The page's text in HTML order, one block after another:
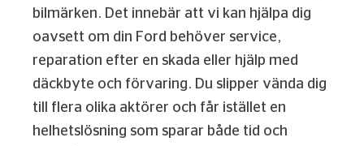
bilmärken. Det innebär att vi kan hjälpa dig
oavsett om din Ford behöver service,
reparation efter en skada eller hjälp med
däckbyte och förvaring. Du slipper vända dig
till flera olika aktörer och får istället en
helhetslösning som sparar både tid och